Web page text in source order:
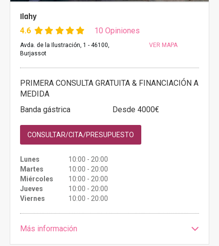
Ilahy
4.6 10 Opiniones
Avda. de la Ilustración, 1 - 46100,
Burjassot
VER MAPA
PRIMERA CONSULTA GRATUITA & FINANCIACIÓN A
MEDIDA
Banda gástrica
Desde 4000€
CONSULTAR/CITA/PRESUPUESTO
Lunes
10:00 - 20:00
Martes
10:00 - 20:00
Miércoles
10:00 - 20:00
Jueves
10:00 - 20:00
Viernes
10:00 - 20:00
Más información